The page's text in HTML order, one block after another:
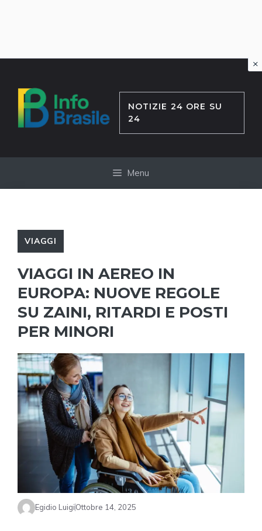
contenuto
NOTIZIE 24 ORE SU
24
Menu
VIAGGI
VIAGGI IN AEREO IN
EUROPA: NUOVE REGOLE
SU ZAINI, RITARDI E POSTI
PER MINORI
Egidio LuigiOttobre 14, 2025
×